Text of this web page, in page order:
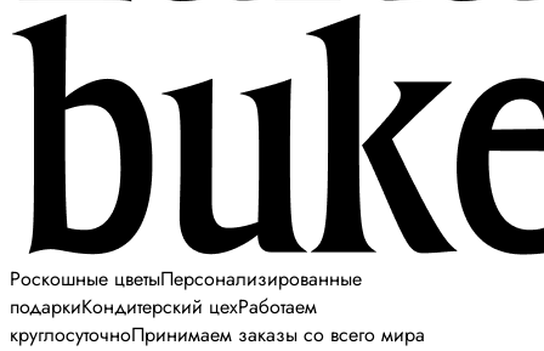
Роскошные цветыПерсонализированные
подаркиКондитерский цехРаботаем
круглосуточноПринимаем заказы со всего мира